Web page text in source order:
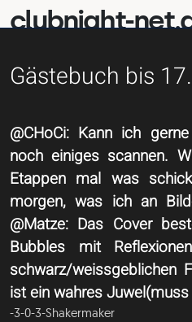
clubnight-
Gästebuch bis
@CHoCi: Kann ich
noch einiges scannen.
Etappen mal was
morgen, was ich an
@Matze: Das Cover
Bubbles mit
schwarz/weissgeblichen
ist ein wahres
-3-0-3-Shakermaker